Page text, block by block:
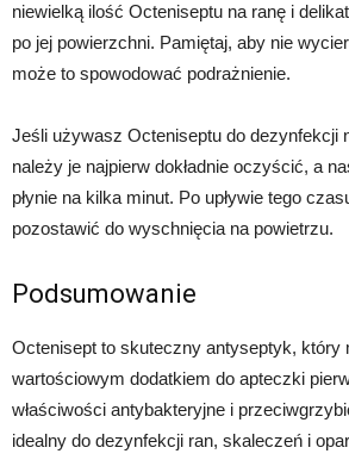
niewielką ilość Octeniseptu na ranę i
po jej powierzchni. Pamiętaj, aby nie
może to spowodować podrażnienie.
Jeśli używasz Octeniseptu do dezynfekcji
należy je najpierw dokładnie oczyścić, a
płynie na kilka minut. Po upływie tego
pozostawić do wyschnięcia na powietrzu.
Podsumowanie
Octenisept to skuteczny antyseptyk, który
wartościowym dodatkiem do apteczki
właściwości antybakteryjne i
idealny do dezynfekcji ran, skaleczeń i